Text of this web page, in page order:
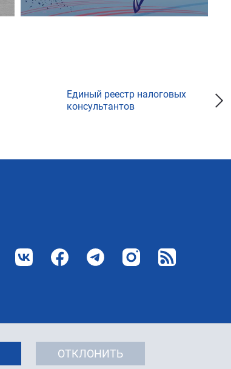
ОТКЛОНИТЬ
Единый реестр налоговых
консультантов